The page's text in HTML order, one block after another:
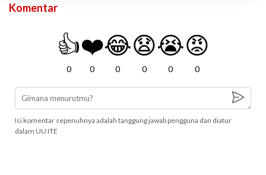
Komentar
👍
0
❤️
0
😂
0
😧
0
😭
0
😡
0
Isi komentar sepenuhnya adalah tanggung jawab pengguna dan diatur
dalam UU ITE